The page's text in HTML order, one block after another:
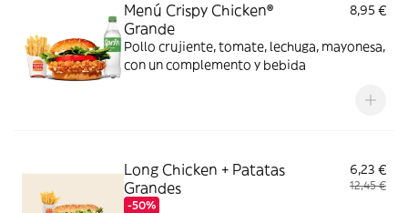
Menú Crispy Chicken®
Grande
8,95 €
Pollo crujiente, tomate, lechuga, mayonesa,
con un complemento y bebida
Long Chicken + Patatas
Grandes
-50%
6,23 €
12,45 €